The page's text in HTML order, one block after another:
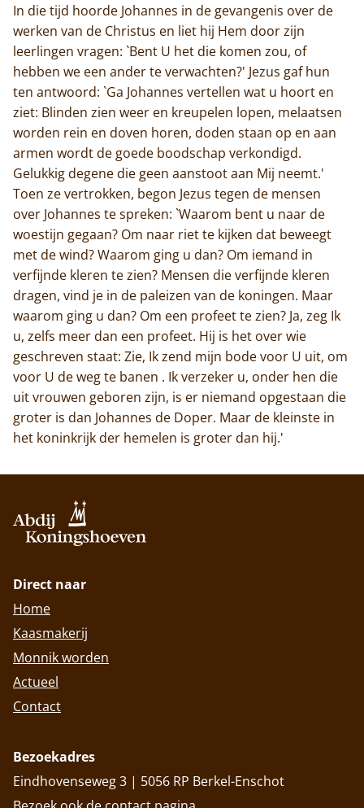
In die tijd hoorde Johannes in de gevangenis over de
werken van de Christus en liet hij Hem door zijn
leerlingen vragen: `Bent U het die komen zou, of
hebben we een ander te verwachten?' Jezus gaf hun
ten antwoord: `Ga Johannes vertellen wat u hoort en
ziet: Blinden zien weer en kreupelen lopen, melaatsen
worden rein en doven horen, doden staan op en aan
armen wordt de goede boodschap verkondigd.
Gelukkig degene die geen aanstoot aan Mij neemt.'
Toen ze vertrokken, begon Jezus tegen de mensen
over Johannes te spreken: `Waarom bent u naar de
woestijn gegaan? Om naar riet te kijken dat beweegt
met de wind? Waarom ging u dan? Om iemand in
verfijnde kleren te zien? Mensen die verfijnde kleren
dragen, vind je in de paleizen van de koningen. Maar
waarom ging u dan? Om een profeet te zien? Ja, zeg Ik
u, zelfs meer dan een profeet. Hij is het over wie
geschreven staat: Zie, Ik zend mijn bode voor U uit, om
voor U de weg te banen . Ik verzeker u, onder hen die
uit vrouwen geboren zijn, is er niemand opgestaan die
groter is dan Johannes de Doper. Maar de kleinste in
het koninkrijk der hemelen is groter dan hij.'
Direct naar
Home
Kaasmakerij
Monnik worden
Actueel
Contact
Bezoekadres
Eindhovenseweg 3 | 5056 RP Berkel-Enschot